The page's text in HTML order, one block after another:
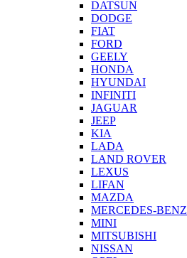
DATSUN
DODGE
FIAT
FORD
GEELY
HONDA
HYUNDAI
INFINITI
JAGUAR
JEEP
KIA
LADA
LAND ROVER
LEXUS
LIFAN
MAZDA
MERCEDES-BENZ
MINI
MITSUBISHI
NISSAN